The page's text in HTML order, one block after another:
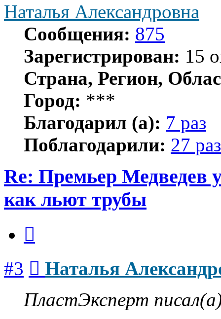
Наталья Александровна
Сообщения: 875
Зарегистрирован: 15
Страна, Регион,
Город: ***
Благодарил (а): 7 раз
Поблагодарили: 27 раз
Re: Премьер
как льют трубы
#3
Наталья
ПластЭксперт